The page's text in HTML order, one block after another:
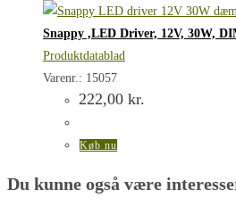
Snappy ,LED Driver, 12V, 30W,
Produktdatablad
Varenr.: 15057
222,00 kr.
Køb nu
Du kunne også være